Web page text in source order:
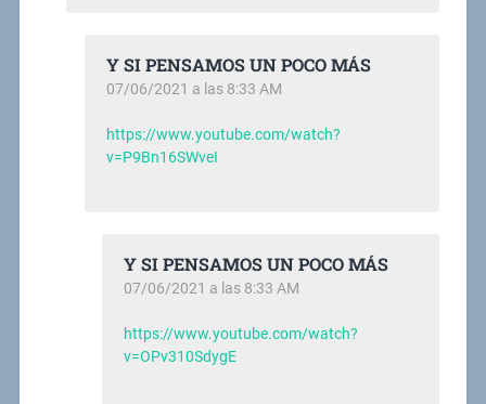
Y SI PENSAMOS UN POCO MÁS
07/06/2021 a las 8:33 AM
https://www.youtube.com/watch?
v=P9Bn16SWveI
Y SI PENSAMOS UN POCO MÁS
07/06/2021 a las 8:33 AM
https://www.youtube.com/watch?
v=OPv310SdygE